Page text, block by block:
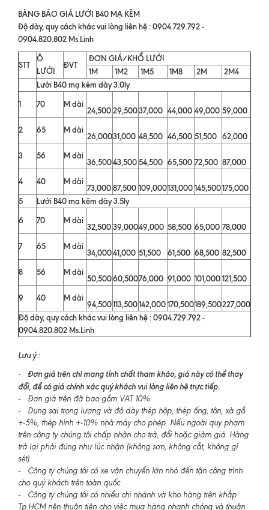
BẢNG BÁO GIÁ LƯỚI B40 MẠ KẼM
Độ dày, quy cách khác vui lòng liên hệ : 0904.729.792 -
0904.820.802 Ms.Linh
STT
Ô
LƯỚI
ĐVT
ĐƠN GIÁ/KHỔ LƯỚI
1M
1M2 1M5 1M8 2M
2M4
Lưới B40 mạ kẽm dày 3.0ly
1
70 M dài
24,50029,50037,000 44,000 49,000 59,000
2
65 M dài
26,00031,000 48,500 46,500 51,500 62,000
3
56 M dài
36,50043,50054,500 65,500 72,500 87,000
4
40 M dài
73,00087,500 109,000131,000145,500175,000
5
Lưới B40 mạ kẽm dày 3.5ly
6
70 M dài
32,50039,00049,000 58,500 65,000 78,000
7
65 M dài
34,00041,000 51,500 61,500 68,500 82,500
8
56 M dài
50,50060,50076,000 91,000 101,000121,500
9
40 M dài
94,500113,500142,000170,500189,500227,000
Độ dày, quy cách khác vui lòng liên hệ : 0904.729.792 -
0904.820.802 Ms.Linh
Lưu ý :
- Đơn giá trên chỉ mang tính chất tham khảo, giá này có thể thay
đổi, để có giá chính xác quý khách vui lòng liên hệ trực tiếp.
- Đơn giá trên đã bao gồm VAT 10%.
- Dung sai trọng lượng và độ dày thép hộp, thép ống, tôn, xà gồ
+-5%, thép hình +-10% nhà máy cho phép. Nếu ngoài quy phạm
trên công ty chúng tôi chấp nhận cho trả, đổi hoặc giảm giá. Hàng
trả lại phải đúng như lúc nhận (không sơn, không cắt, không gỉ
sét)
- Công ty chúng tôi có xe vận chuyển lớn nhỏ đến tận công trình
cho quý khách trên toàn quốc.
- Công ty chúng tôi có nhiều chi nhánh và kho hàng trên khắp
Tp.HCM nên thuận tiện cho việc mua hàng nhanh chóng và thuận